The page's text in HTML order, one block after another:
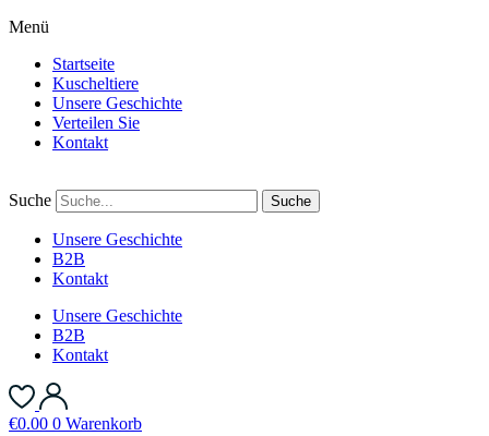
Menü
Startseite
Kuscheltiere
Unsere Geschichte
Verteilen Sie
Kontakt
Suche Suche
Unsere Geschichte
B2B
Kontakt
Unsere Geschichte
B2B
Kontakt
€0.00 0 Warenkorb